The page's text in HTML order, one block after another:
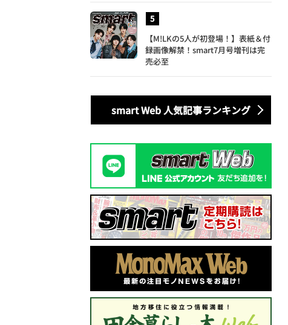
【M!LKの5人が初登場！】表紙＆付
録画像解禁！smart7月号増刊は完
売必至
smart Web 人気記事ランキング